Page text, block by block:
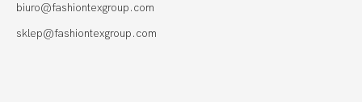
biuro@fashiontexgroup.com
sklep@fashiontexgroup.com